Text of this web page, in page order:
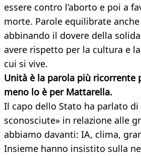
essere contro l’aborto e poi a
morte. Parole equilibrate
abbinando il dovere della
avere rispetto per la cultura e
cui si vive.
Unità è la parola più ricorrente
meno lo è per Mattarella.
Il capo dello Stato ha parlato di
sconosciute» in relazione alle
abbiamo davanti: IA, clima,
Insieme hanno insistito sulla